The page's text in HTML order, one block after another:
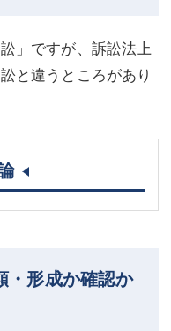
」ですが、訴訟法上
と違うところがあり
形成か確認か